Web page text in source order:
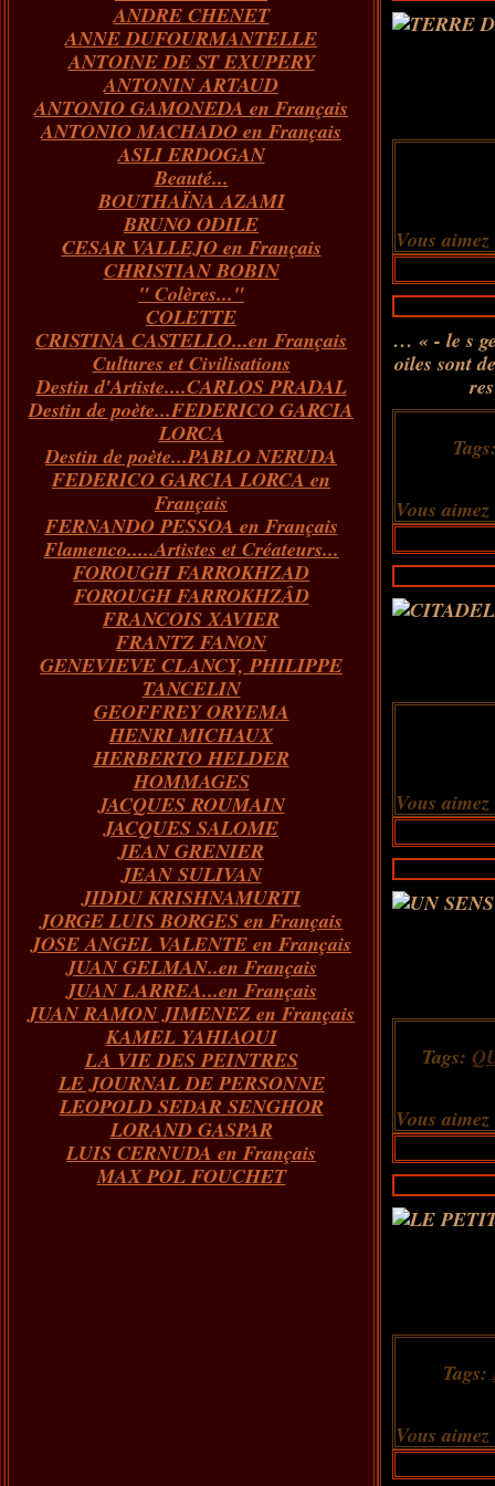
Janvier(60)
Février(68)
Janvier(86)
Mars(65)
Février(70)
Janvier(66)
Avril(76)
Mars(66)
Février(67)
Janvier(73)
Mai(82)
Avril(62)
Mars(66)
Février(55)
Janvier(43)
Juin(84)
Mai(89)
Avril(59)
Mars(73)
Février(54)
Janvier(51)
Juillet(72)
Juin(65)
Mai(97)
Avril(73)
Mars(100)
Février(146)
Janvier(124)
Août(40)
Juillet(31)
Juin(26)
ANDRE CHENET
ANNE DUFOURMANTELLE
ANTOINE DE ST EXUPERY
ANTONIN ARTAUD
ANTONIO GAMONEDA en Français
ANTONIO MACHADO en Français
ASLI ERDOGAN
Beauté...
BOUTHAÏNA AZAMI
BRUNO ODILE
CESAR VALLEJO en Français
CHRISTIAN BOBIN
" Colères..."
COLETTE
CRISTINA CASTELLO...en Français
Cultures et Civilisations
Destin d'Artiste....CARLOS PRADAL
Destin de poète...FEDERICO GARCIA
LORCA
Destin de poète...PABLO NERUDA
FEDERICO GARCIA LORCA en
Français
FERNANDO PESSOA en Français
Flamenco.....Artistes et Créateurs...
FOROUGH FARROKHZAD
FOROUGH FARROKHZÂD
FRANCOIS XAVIER
FRANTZ FANON
GENEVIEVE CLANCY, PHILIPPE
TANCELIN
GEOFFREY ORYEMA
HENRI MICHAUX
HERBERTO HELDER
HOMMAGES
JACQUES ROUMAIN
JACQUES SALOME
JEAN GRENIER
JEAN SULIVAN
JIDDU KRISHNAMURTI
JORGE LUIS BORGES en Français
JOSE ANGEL VALENTE en Français
JUAN GELMAN..en Français
JUAN LARREA...en Français
JUAN RAMON JIMENEZ en Français
KAMEL YAHIAOUI
LA VIE DES PEINTRES
LE JOURNAL DE PERSONNE
LEOPOLD SEDAR SENGHOR
LORAND GASPAR
LUIS CERNUDA en Français
MAX POL FOUCHET
Vous aimez
… « - le s
oiles sont
Tags:
Vous aimez
Vous aimez
Tags:
Vous aimez
Tags:
Vous aimez